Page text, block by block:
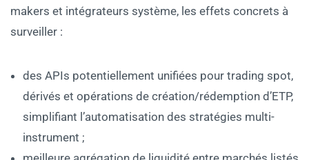
makers et intégrateurs système, les effets concrets à
surveiller :
des APIs potentiellement unifiées pour trading spot,
dérivés et opérations de création/rédemption d’ETP,
simplifiant l’automatisation des stratégies multi-
instrument ;